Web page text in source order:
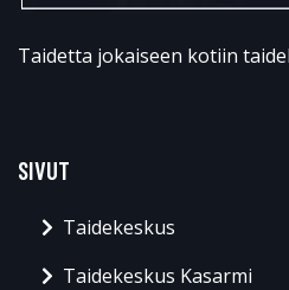
Taidetta jokaiseen kotiin
SIVUT
Taidekeskus
Taidekeskus Kasarmi